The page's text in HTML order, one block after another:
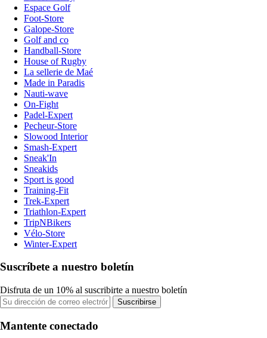
Espace Golf
Foot-Store
Galope-Store
Golf and co
Handball-Store
House of Rugby
La sellerie de Maé
Made in Paradis
Nauti-wave
On-Fight
Padel-Expert
Pecheur-Store
Slowood Interior
Smash-Expert
Sneak'In
Sneakids
Sport is good
Training-Fit
Trek-Expert
Triathlon-Expert
TripNBikers
Vélo-Store
Winter-Expert
Suscríbete a nuestro boletín
Disfruta de un 10% al suscribirte a nuestro boletín
Suscribirse
Mantente conectado